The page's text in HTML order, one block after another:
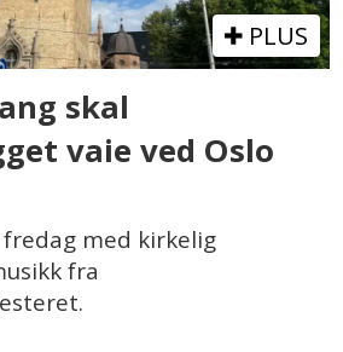
PLUS
skal
vaie ved Oslo
med kirkelig
fra